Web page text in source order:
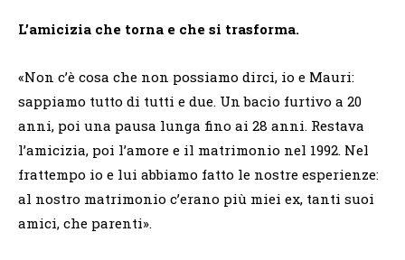
L’amicizia che torna e che si trasforma.
«Non c’è cosa che non possiamo dirci, io e Mauri:
sappiamo tutto di tutti e due. Un bacio furtivo a 20
anni, poi una pausa lunga fino ai 28 anni. Restava
l’amicizia, poi l’amore e il matrimonio nel 1992. Nel
frattempo io e lui abbiamo fatto le nostre esperienze:
al nostro matrimonio c’erano più miei ex, tanti suoi
amici, che parenti».